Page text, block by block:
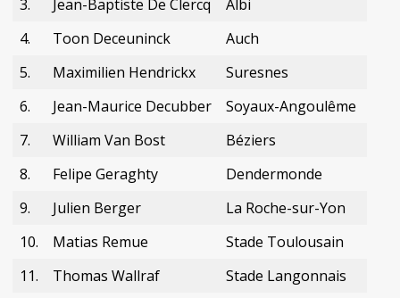
3.
Jean-Baptiste De Clercq
Albi
4.
Toon Deceuninck
Auch
5.
Maximilien Hendrickx
Suresnes
6.
Jean-Maurice Decubber
Soyaux-Angoulême
7.
William Van Bost
Béziers
8.
Felipe Geraghty
Dendermonde
9.
Julien Berger
La Roche-sur-Yon
10.
Matias Remue
Stade Toulousain
11.
Thomas Wallraf
Stade Langonnais